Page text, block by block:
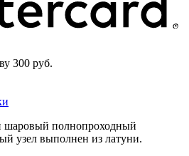
300 руб.
полнопроходный
узел выполнен из латуни.